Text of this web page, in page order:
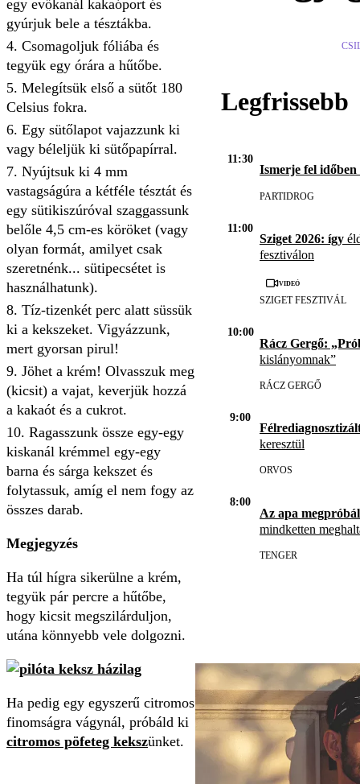
egy evőkanál kakaóport és
gyúrjuk bele a tésztákba.
Csomagoljuk fóliába és
tegyük egy órára a hűtőbe.
Melegítsük első a sütőt 180
Celsius fokra.
Egy sütőlapot vajazzunk ki
vagy béleljük ki sütőpapírral.
Nyújtsuk ki 4 mm
vastagságúra a kétféle tésztát és
egy sütikiszúróval szaggassunk
belőle 4,5 cm-es köröket (vagy
olyan formát, amilyet csak
szeretnénk... sütipecsétet is
használhatunk).
Tíz-tizenkét perc alatt süssük
ki a kekszeket. Vigyázzunk,
mert gyorsan pirul!
Jöhet a krém! Olvasszuk meg
(kicsit) a vajat, keverjük hozzá
a kakaót és a cukrot.
Ragasszunk össze egy-egy
kiskanál krémmel egy-egy
barna és sárga kekszet és
folytassuk, amíg el nem fogy az
összes darab.
Megjegyzés
Ha túl hígra sikerülne a krém,
tegyük pár percre a hűtőbe,
hogy kicsit megszilárduljon,
utána könnyebb vele dolgozni.
Ha pedig egy egyszerű citromos
finomságra vágynál, próbáld ki
citromos pöfeteg kekszünket.
Legfrissebb
11:30
Ismerje fel időben
PARTIDROG
11:00
Sziget 2026: így
fesztiválon
Videó
SZIGET FESZTIVÁL
10:00
Rácz Gergő:
kislányomnak”
RÁCZ GERGŐ
9:00
keresztül
ORVOS
8:00
Az apa
mindketten
TENGER